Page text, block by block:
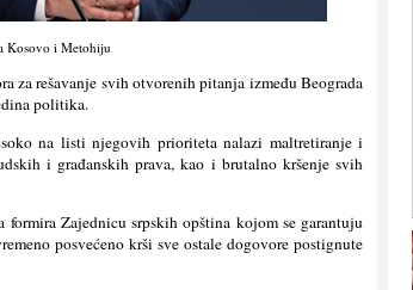
Kosovo i Metohiju
za rešavanje svih otvorenih pitanja između Beograda
politika.
na listi njegovih prioriteta nalazi maltretiranje i
i građanskih prava, kao i brutalno kršenje svih
Zajednicu srpskih opština kojom se garantuju
posvećeno krši sve ostale dogovore postignute